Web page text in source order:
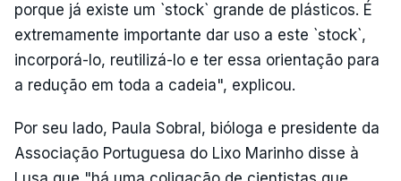
porque já existe um `stock` grande de plásticos. É
extremamente importante dar uso a este `stock`,
incorporá-lo, reutilizá-lo e ter essa orientação para
a redução em toda a cadeia", explicou.
Por seu lado, Paula Sobral, bióloga e presidente da
Associação Portuguesa do Lixo Marinho disse à